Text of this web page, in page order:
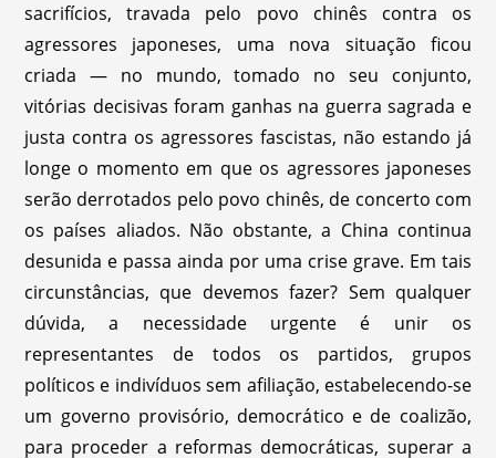
sacrifícios, travada pelo povo chinês contra os
agressores japoneses, uma nova situação ficou
criada — no mundo, tomado no seu conjunto,
vitórias decisivas foram ganhas na guerra sagrada e
justa contra os agressores fascistas, não estando já
longe o momento em que os agressores japoneses
serão derrotados pelo povo chinês, de concerto com
os países aliados. Não obstante, a China continua
desunida e passa ainda por uma crise grave. Em tais
circunstâncias, que devemos fazer? Sem qualquer
dúvida, a necessidade urgente é unir os
representantes de todos os partidos, grupos
políticos e indivíduos sem afiliação, estabelecendo-se
um governo provisório, democrático e de coalizão,
para proceder a reformas democráticas, superar a